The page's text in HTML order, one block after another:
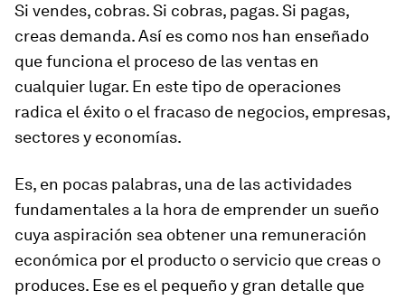
Si vendes, cobras. Si cobras, pagas. Si pagas,
creas demanda. Así es como nos han enseñado
que funciona el proceso de las ventas en
cualquier lugar. En este tipo de operaciones
radica el éxito o el fracaso de negocios, empresas,
sectores y economías.
Es, en pocas palabras, una de las actividades
fundamentales a la hora de emprender un sueño
cuya aspiración sea obtener una remuneración
económica por el producto o servicio que creas o
produces. Ese es el pequeño y gran detalle que